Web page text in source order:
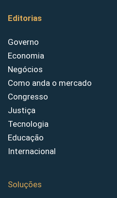
Editorias
Governo
Economia
Negócios
Como anda o mercado
Congresso
Justiça
Tecnologia
Educação
Internacional
Soluções